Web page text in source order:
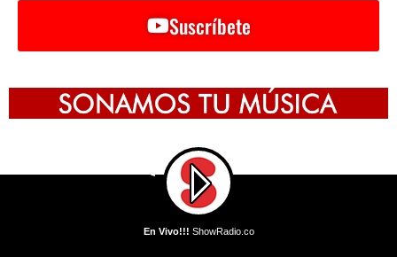
Suscríbete
En Vivo!!! ShowRadio.co